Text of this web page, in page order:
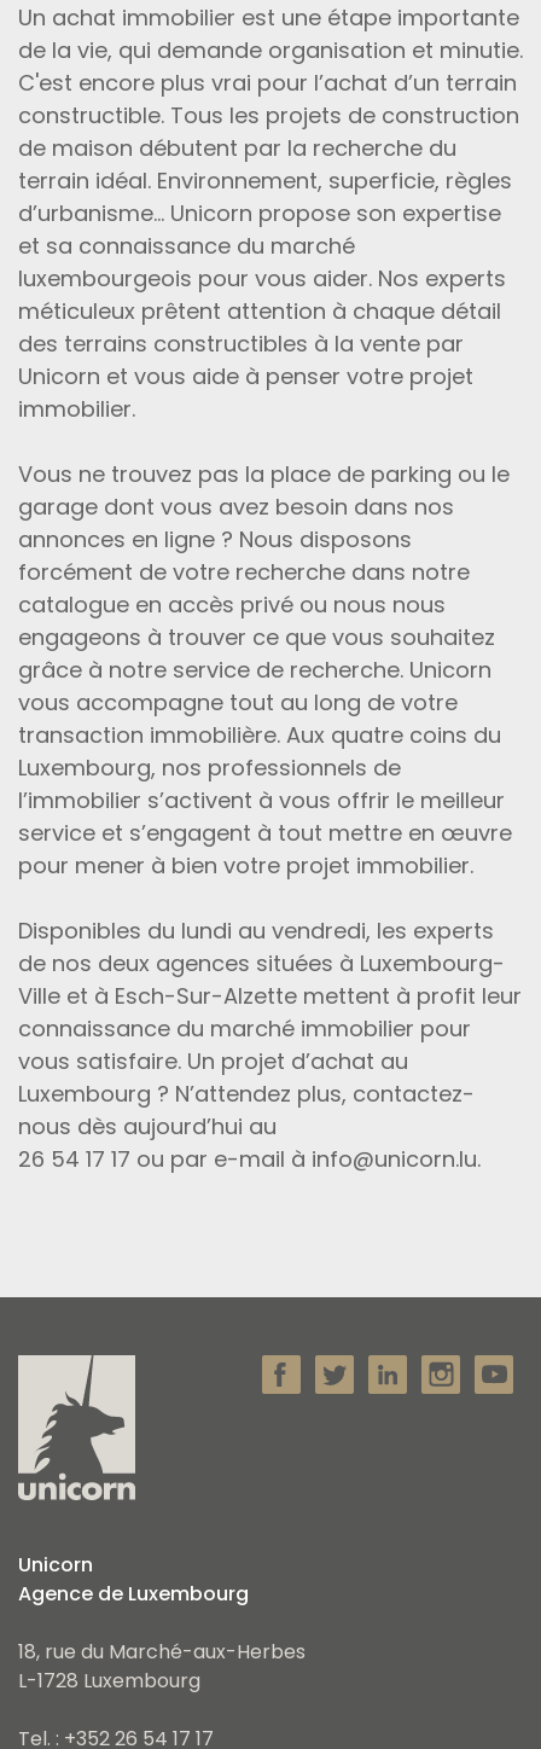
Un achat immobilier est une étape importante
de la vie, qui demande organisation et minutie.
C'est encore plus vrai pour l’achat d’un terrain
constructible. Tous les projets de construction
de maison débutent par la recherche du
terrain idéal. Environnement, superficie, règles
d’urbanisme… Unicorn propose son expertise
et sa connaissance du marché
luxembourgeois pour vous aider. Nos experts
méticuleux prêtent attention à chaque détail
des terrains constructibles à la vente par
Unicorn et vous aide à penser votre projet
immobilier.
Vous ne trouvez pas la place de parking ou le
garage dont vous avez besoin dans nos
annonces en ligne ? Nous disposons
forcément de votre recherche dans notre
catalogue en accès privé ou nous nous
engageons à trouver ce que vous souhaitez
grâce à notre service de recherche. Unicorn
vous accompagne tout au long de votre
transaction immobilière. Aux quatre coins du
Luxembourg, nos professionnels de
l’immobilier s’activent à vous offrir le meilleur
service et s’engagent à tout mettre en œuvre
pour mener à bien votre projet immobilier.
Disponibles du lundi au vendredi, les experts
de nos deux agences situées à Luxembourg-
Ville et à Esch-Sur-Alzette mettent à profit leur
connaissance du marché immobilier pour
vous satisfaire. Un projet d’achat au
Luxembourg ? N’attendez plus, contactez-
nous dès aujourd’hui au
26 54 17 17 ou par e-mail à info@unicorn.lu.
Unicorn
Agence de Luxembourg
18, rue du Marché-aux-Herbes
L-1728 Luxembourg
Tel. : +352 26 54 17 17